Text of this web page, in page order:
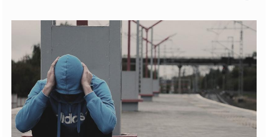
TEAM
FILODIRITTO REDAZIONE COMITATO SCIENTIFICO AUTORI CURATORI
FOTOGRAFI
PARTNER COLLABORA CON NOI
EXTRA
CODICI RUBRICHE LIBRI PROCEEDINGS CONTATTI